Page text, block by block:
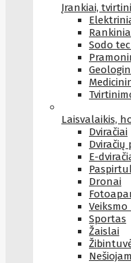
Įrankiai,
Sodo
Laisvalaikis,
Dviračiai
Dviračių
E-
Dronai
Sportas
Žaislai